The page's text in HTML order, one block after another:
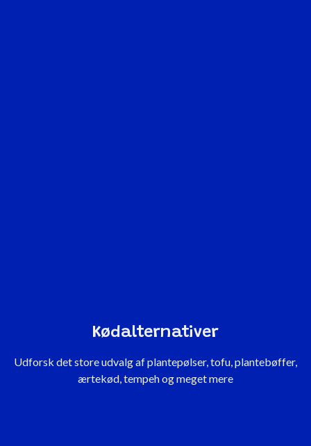
Kødalternativer
Udforsk det store udvalg af plantepølser, tofu, plantebøffer,
ærtekød, tempeh og meget mere